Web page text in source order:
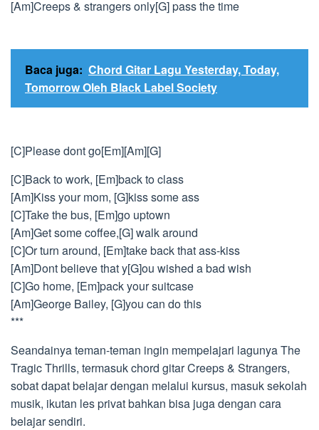
[Am]Creeps & strangers only[G] pass the time
Baca juga: Chord Gitar Lagu Yesterday, Today,
Tomorrow Oleh Black Label Society
[C]Please dont go[Em][Am][G]
[C]Back to work, [Em]back to class
[Am]Kiss your mom, [G]kiss some ass
[C]Take the bus, [Em]go uptown
[Am]Get some coffee,[G] walk around
[C]Or turn around, [Em]take back that ass-kiss
[Am]Dont believe that y[G]ou wished a bad wish
[C]Go home, [Em]pack your suitcase
[Am]George Bailey, [G]you can do this
***
Seandainya teman-teman ingin mempelajari lagunya The
Tragic Thrills, termasuk chord gitar Creeps & Strangers,
sobat dapat belajar dengan melalui kursus, masuk sekolah
musik, ikutan les privat bahkan bisa juga dengan cara
belajar sendiri.